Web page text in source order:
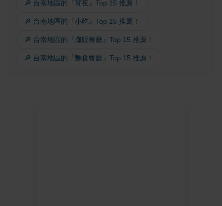
🔎 台南地區的『宵夜』Top 15 推薦！
🔎 台南地區的『小吃』Top 15 推薦！
🔎 台南地區的『攤販餐廳』Top 15 推薦！
🔎 台南地區的『麵食餐廳』Top 15 推薦！